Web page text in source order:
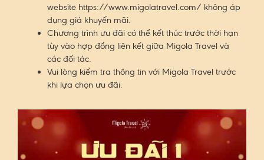
website https://www.migolatravel.com/ không áp
dụng giá khuyến mãi.
Chương trình ưu đãi có thể kết thúc trước thời hạn
tùy vào hợp đồng liên kết giữa Migola Travel và
các đối tác.
Vui lòng kiểm tra thông tin với Migola Travel trước
khi lựa chọn ưu đãi.